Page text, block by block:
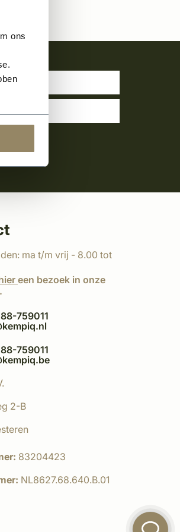
ons
ma t/m vrij - 8.00 tot
een bezoek in onze
759011
759011
2-B
83204423
NL8627.68.640.B.01